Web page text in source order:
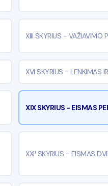
XIII SKYRIUS - VAŽIAVIMO
XVI SKYRIUS -LENKIMAS
XIX SKYRIUS - EISMAS
XXI¹ SKYRIUS - EISMAS